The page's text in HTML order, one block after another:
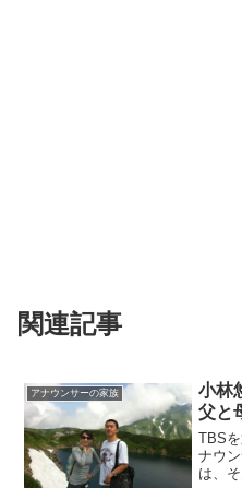
関連記事
アナウンサーの家族
小林
父と
TBS
ナウ
は、